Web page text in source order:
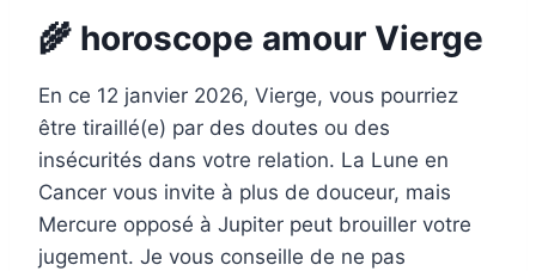
🌾 horoscope amour Vierge
En ce 12 janvier 2026, Vierge, vous pourriez
être tiraillé(e) par des doutes ou des
insécurités dans votre relation. La Lune en
Cancer vous invite à plus de douceur, mais
Mercure opposé à Jupiter peut brouiller votre
jugement. Je vous conseille de ne pas